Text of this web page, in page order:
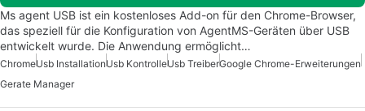
Ms agent USB ist ein kostenloses Add-on für den Chrome-Browser,
das speziell für die Konfiguration von AgentMS-Geräten über USB
entwickelt wurde. Die Anwendung ermöglicht…
ChromeUsb InstallationUsb KontrolleUsb TreiberGoogle Chrome-Erweiterungen
Gerate Manager